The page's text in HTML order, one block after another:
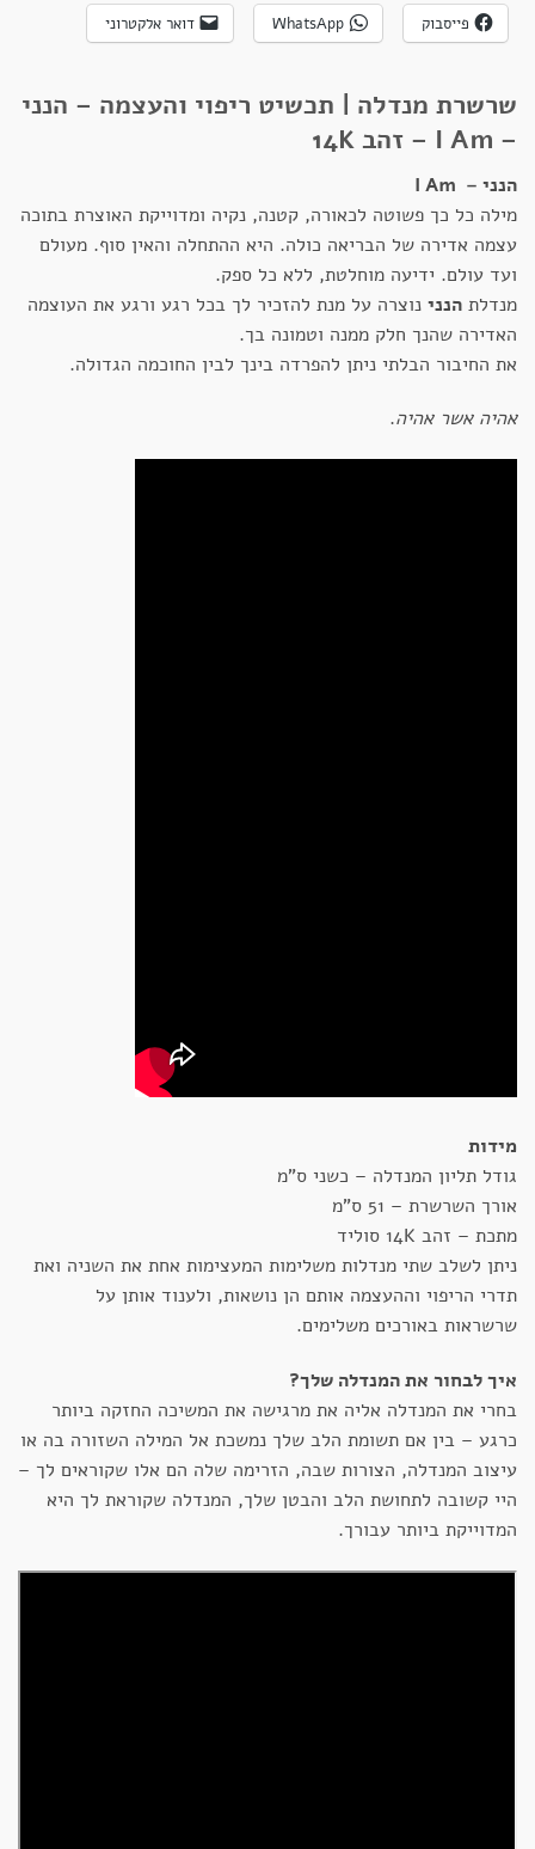
פייסבוק WhatsApp דואר אלקטרוני
שרשרת מנדלה | תכשיט ריפוי והעצמה – הנני
– I Am – זהב 14K
הנני – I Am
מילה כל כך פשוטה לכאורה, קטנה, נקיה ומדוייקת האוצרת בתוכה
עצמה אדירה של הבריאה כולה. היא ההתחלה והאין סוף. מעולם
ועד עולם. ידיעה מוחלטת, ללא כל ספק.
מנדלת הנני נוצרה על מנת להזכיר לך בכל רגע ורגע את העוצמה
האדירה שהנך חלק ממנה וטמונה בך.
את החיבור הבלתי ניתן להפרדה בינך לבין החוכמה הגדולה.
אהיה אשר אהיה.
מידות
גודל תליון המנדלה – כשני ס"מ
אורך השרשרת – 51 ס"מ
מתכת – זהב 14K סוליד
ניתן לשלב שתי מנדלות משלימות המעצימות אחת את השניה ואת
תדרי הריפוי וההעצמה אותם הן נושאות, ולענוד אותן על
שרשראות באורכים משלימים.
איך לבחור את המנדלה שלך?
בחרי את המנדלה אליה את מרגישה את המשיכה החזקה ביותר
כרגע – בין אם תשומת הלב שלך נמשכת אל המילה השזורה בה או
עיצוב המנדלה, הצורות שבה, הזרימה שלה הם אלו שקוראים לך –
היי קשובה לתחושת הלב והבטן שלך, המנדלה שקוראת לך היא
המדוייקת ביותר עבורך.